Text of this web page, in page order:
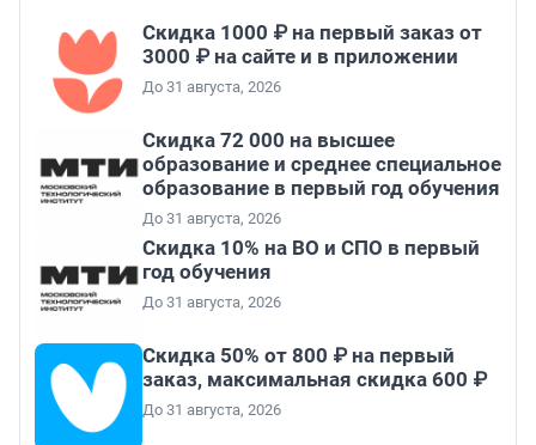
Скидка 1000 ₽ на первый заказ от
3000 ₽ на сайте и в приложении
До 31 августа, 2026
Скидка 72 000 на высшее
образование и среднее специальное
образование в первый год обучения
До 31 августа, 2026
Скидка 10% на ВО и СПО в первый
год обучения
До 31 августа, 2026
Скидка 50% от 800 ₽ на первый
заказ, максимальная скидка 600 ₽
До 31 августа, 2026